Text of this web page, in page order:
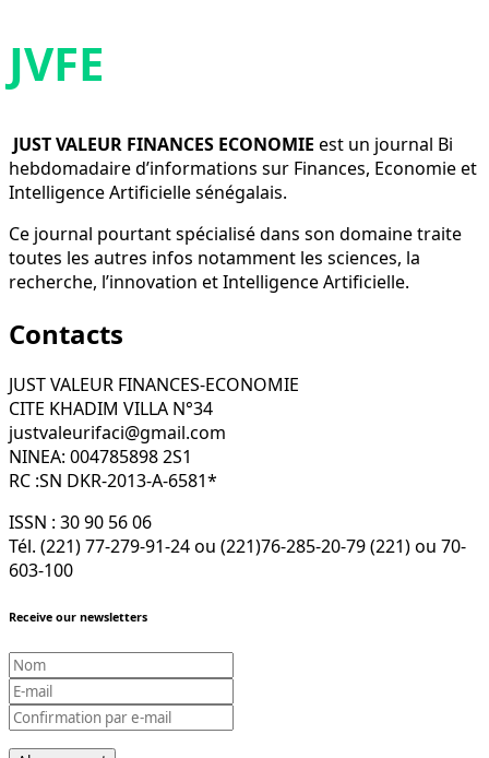
JVFE
JUST VALEUR FINANCES ECONOMIE est un journal Bi
hebdomadaire d’informations sur Finances, Economie et
Intelligence Artificielle sénégalais.
Ce journal pourtant spécialisé dans son domaine traite
toutes les autres infos notamment les sciences, la
recherche, l’innovation et Intelligence Artificielle.
Contacts
JUST VALEUR FINANCES-ECONOMIE
CITE KHADIM VILLA N°34
justvaleurifaci@gmail.com
NINEA: 004785898 2S1
RC :SN DKR-2013-A-6581*
ISSN : 30 90 56 06
Tél. (221) 77-279-91-24 ou (221)76-285-20-79 (221) ou 70-
603-100
Receive our newsletters